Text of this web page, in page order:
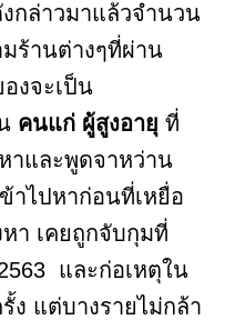
กล่าวมาแล้วจำนวน
ร้านต่างๆที่ผ่าน
งจะเป็น
คนแก่ ผู้สูงอายุ ที่
าและพูดจาหว่าน
าไปหาก่อนที่เหยื่อ
า เคยถูกจับกุมที่
และก่อเหตุใน
ง แต่บางรายไม่กล้า